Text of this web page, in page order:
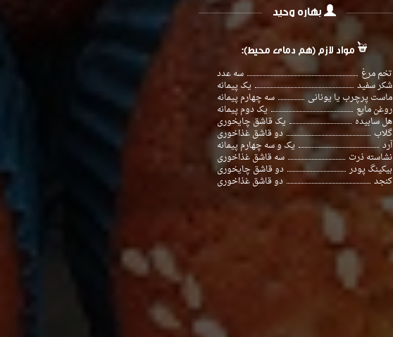
بهاره وحید
مواد لازم (هم دمای محیط):
تخم مرغ سه عدد
شکر سفید یک پیمانه
ماست پرچرب یا یونانی سه چهارم پیمانه
روغن مایع یک دوم پیمانه
هل سابیده یک قاشق چایخوری
گلاب دو قاشق غذاخوری
آرد یک و سه چهارم پیمانه
نشاسته ذرت سه قاشق غذاخوری
بیکینگ پودر دو قاشق چایخوری
کنجد دو قاشق غذاخوری